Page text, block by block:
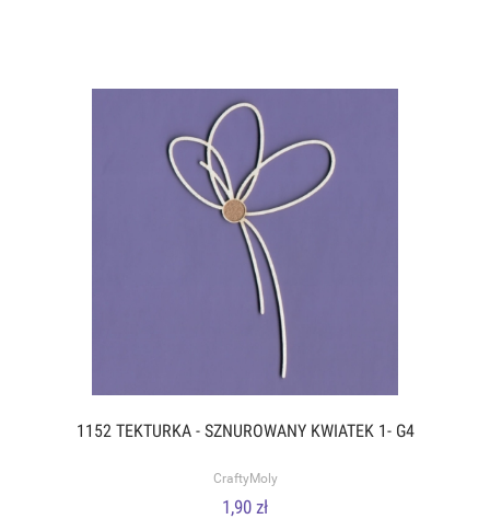
1152 TEKTURKA - SZNUROWANY KWIATEK 1- G4
CraftyMoly
1,90 zł